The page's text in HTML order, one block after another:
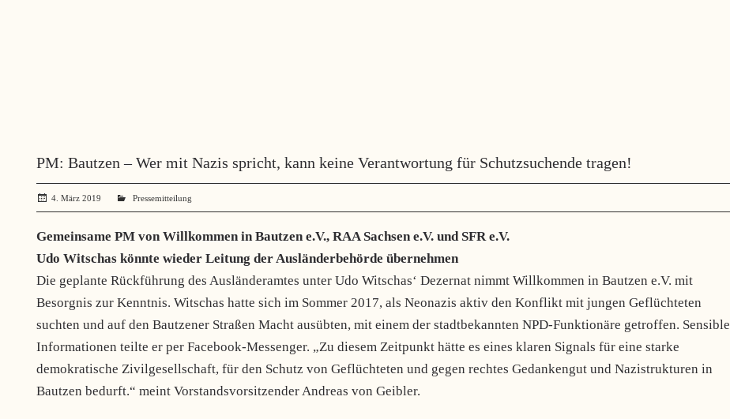
PM: Bautzen – Wer mit Nazis spricht, kann keine Verantwortung für Schutzsuchende tragen!
4. März 2019 administrator
Pressemitteilung
Gemeinsame PM von Willkommen in Bautzen e.V., RAA Sachsen e.V. und SFR e.V.
Udo Witschas könnte wieder Leitung der Ausländerbehörde übernehmen
Die geplante Rückführung des Ausländeramtes unter Udo Witschas‘ Dezernat nimmt Willkommen in Bautzen e.V. mit
Besorgnis zur Kenntnis. Witschas hatte sich im Sommer 2017, als Neonazis aktiv den Konflikt mit jungen Geflüchteten
suchten und auf den Bautzener Straßen Macht ausübten, mit einem der stadtbekannten NPD-Funktionäre getroffen. Sensible
Informationen teilte er per Facebook-Messenger. „Zu diesem Zeitpunkt hätte es eines klaren Signals für eine starke
demokratische Zivilgesellschaft, für den Schutz von Geflüchteten und gegen rechtes Gedankengut und Nazistrukturen in
Bautzen bedurft.“ meint Vorstandsvorsitzender Andreas von Geibler.